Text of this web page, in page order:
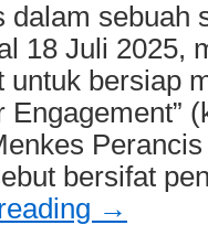
dalam sebuah
18 Juli 2025,
bersiap
Engagement”
bersifat
→